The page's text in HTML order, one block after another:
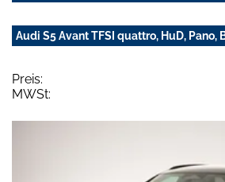
Audi S5 Avant TFSI quattro, HuD, Pano,
Preis:
MWSt: